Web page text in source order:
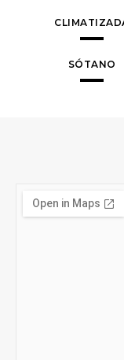
SÓTANO